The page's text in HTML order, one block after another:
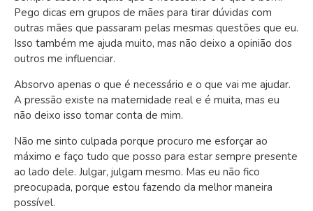
Pego dicas em grupos de mães para tirar dúvidas com
outras mães que passaram pelas mesmas questões que eu.
Isso também me ajuda muito, mas não deixo a opinião dos
outros me influenciar.
Absorvo apenas o que é necessário e o que vai me ajudar.
A pressão existe na maternidade real e é muita, mas eu
não deixo isso tomar conta de mim.
Não me sinto culpada porque procuro me esforçar ao
máximo e faço tudo que posso para estar sempre presente
ao lado dele. Julgar, julgam mesmo. Mas eu não fico
preocupada, porque estou fazendo da melhor maneira
possível.